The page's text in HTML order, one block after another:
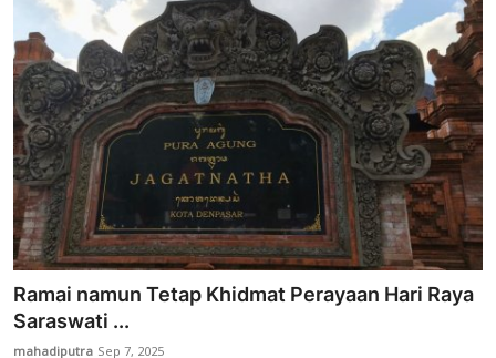
Ramai namun Tetap Khidmat Perayaan Hari Raya
Saraswati ...
mahadiputra Sep 7, 2025